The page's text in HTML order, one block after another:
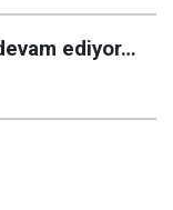
ediyor…